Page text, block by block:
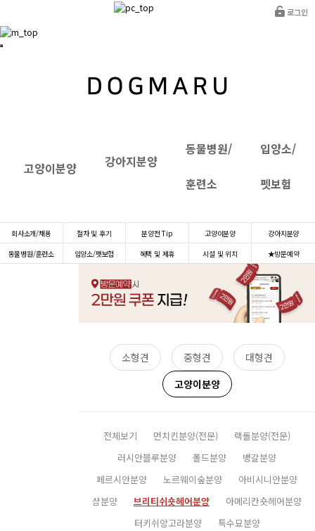
로그인
고양이분양 강아지분양
동물병원/
훈련소
입양소/
펫보험
회사소개/채용 절차 및 후기 분양전 Tip 고양이분양
강아지분양
동물병원/훈련소
입양소/펫보험 혜택 및 제휴 시설 및 위치 ★방문예약
소형견 중형견
대형견
고양이분양
전체보기 먼치킨분양(전문)
랙돌분양(전문)
러시안블루분양
폴드분양
뱅갈분양
페르시안분양
노르웨이숲분양
아비시니안분양
샴분양
브리티쉬숏헤어분양
아메리칸숏헤어분양
터키쉬앙고라분양
특수묘분양